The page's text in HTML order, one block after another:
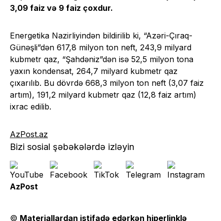
3,09 faiz və 9 faiz çoxdur.
Energetika Nazirliyindən bildirilib ki, “Azəri-Çıraq-
Günəşli”dən 617,8 milyon ton neft, 243,9 milyard
kubmetr qaz, “Şahdəniz”dən isə 52,5 milyon tona
yaxın kondensat, 264,7 milyard kubmetr qaz
çıxarılıb. Bu dövrdə 668,3 milyon ton neft (3,07 faiz
artım), 191,2 milyard kubmetr qaz (12,8 faiz artım)
ixrac edilib.
AzPost.az
Bizi sosial şəbəkələrdə izləyin
AzPost
© Materiallardan istifadə edərkən hiperlinklə